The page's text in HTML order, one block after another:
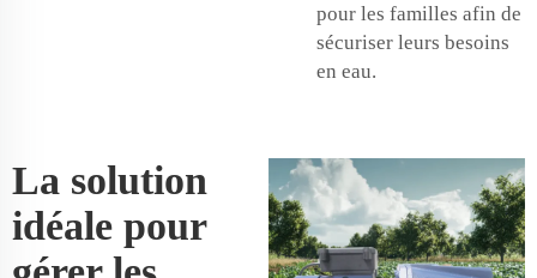
pour les familles afin de
sécuriser leurs besoins
en eau.
La solution
idéale pour